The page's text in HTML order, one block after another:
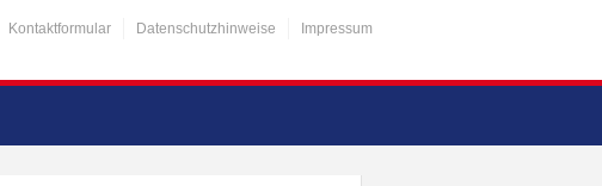
Kontaktformular Datenschutzhinweise Impressum